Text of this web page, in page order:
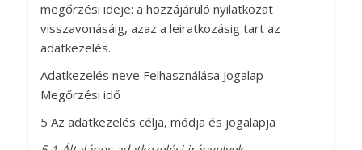
megőrzési ideje: a hozzájáruló nyilatkozat
visszavonásáig, azaz a leiratkozásig tart az
adatkezelés.
Adatkezelés neve Felhasználása Jogalap
Megőrzési idő
5 Az adatkezelés célja, módja és jogalapja